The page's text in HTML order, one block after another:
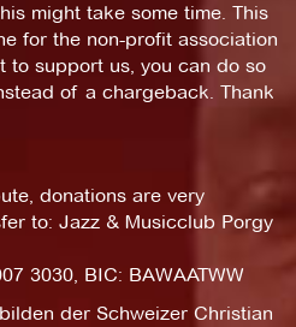
might take some time. This
for the non-profit association
to support us, you can do so
of a chargeback. Thank
donations are very
to: Jazz & Musicclub Porgy
3030, BIC: BAWAATWW
der Schweizer Christian